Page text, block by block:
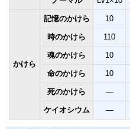
かけら
記憶のかけら 10
時のかけら 110
魂のかけら 10
命のかけら 10
死のかけら ―
ケイオシウム ―